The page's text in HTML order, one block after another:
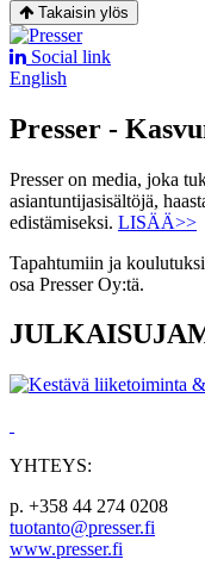
Takaisin ylös
Social link
English
Presser -
Presser on media, joka
asiantuntijasisältöjä,
edistämiseksi. LISÄÄ>>
Tapahtumiin ja
osa Presser Oy:tä.
YHTEYS:
p. +358 44 274 0208
tuotanto@presser.fi
www.presser.fi